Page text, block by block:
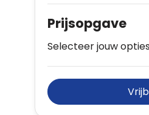
Prijsopgave
Selecteer jouw